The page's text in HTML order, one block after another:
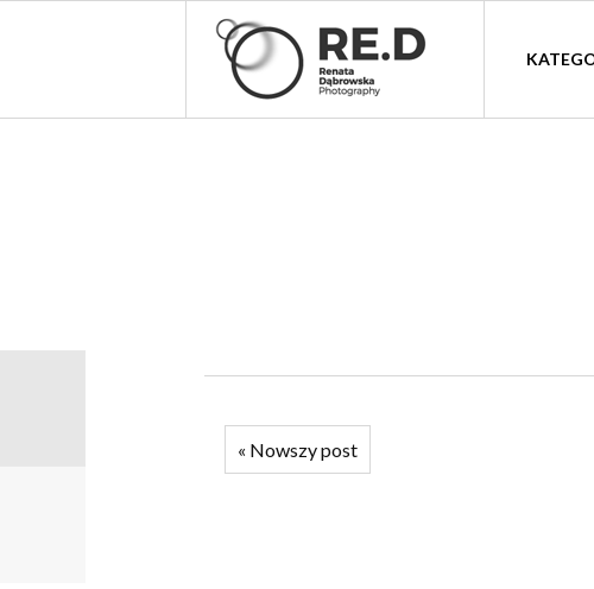
« Nowszy post